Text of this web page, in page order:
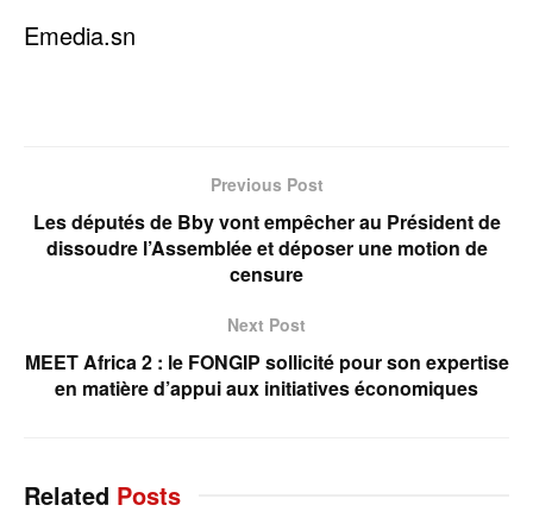
Emedia.sn
Previous Post
Les députés de Bby vont empêcher au Président de
dissoudre l’Assemblée et déposer une motion de
censure
Next Post
MEET Africa 2 : le FONGIP sollicité pour son expertise
en matière d’appui aux initiatives économiques
Related Posts